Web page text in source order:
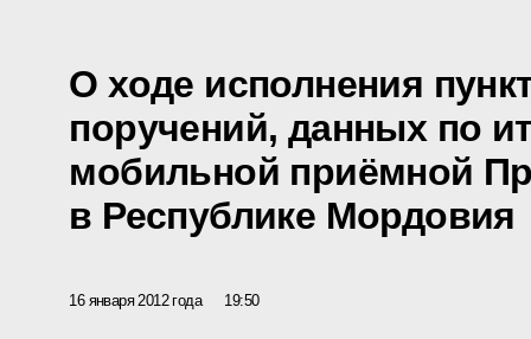
О ходе исполнения
поручений, данных по
мобильной приёмной
в Республике Мордовия
16 января 2012 года 19:50